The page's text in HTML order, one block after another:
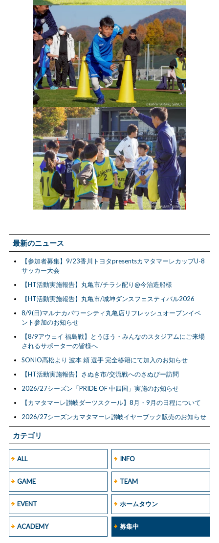
カテゴリ
ALL INFO
GAME TEAM
EVENT ホームタウン
ACADEMY 募集中
最新のニュース
【参加者募集】9/23香川トヨタpresentsカマタマーレカップU-8
サッカー大会
【HT活動実施報告】丸亀市/チラシ配り@今治造船様
【HT活動実施報告】丸亀市/城坤ダンスフェスティバル2026
8/9(日)マルナカパワーシティ丸亀店リフレッシュオープンイベ
ント参加のお知らせ
【8/9アウェイ 福島戦】とうほう・みんなのスタジアムにご来場
されるサポーターの皆様へ
SONIO高松より 波本 頼 選手 完全移籍にて加入のお知らせ
【HT活動実施報告】さぬき市/交流戦へのさぬぴー訪問
2026/27シーズン「PRIDE OF 中四国」実施のお知らせ
【カマタマーレ讃岐ダーツスクール】8月・9月の日程について
2026/27シーズンカマタマーレ讃岐イヤーブック販売のお知らせ